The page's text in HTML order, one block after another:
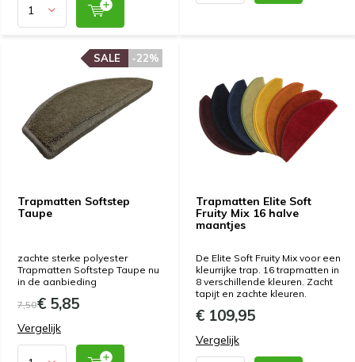
Trapmatten Softstep
Taupe
zachte sterke polyester
Trapmatten Softstep Taupe nu
in de aanbieding
7,50€ 5,85
-22%
SALE
Vergelijk
-22%
SALE
Trapmatten Elite Soft
Fruity Mix 16 halve
maantjes
De Elite Soft Fruity Mix voor een
kleurrijke trap. 16 trapmatten in
8 verschillende kleuren. Zacht
tapijt en zachte kleuren.
€ 109,95
Vergelijk